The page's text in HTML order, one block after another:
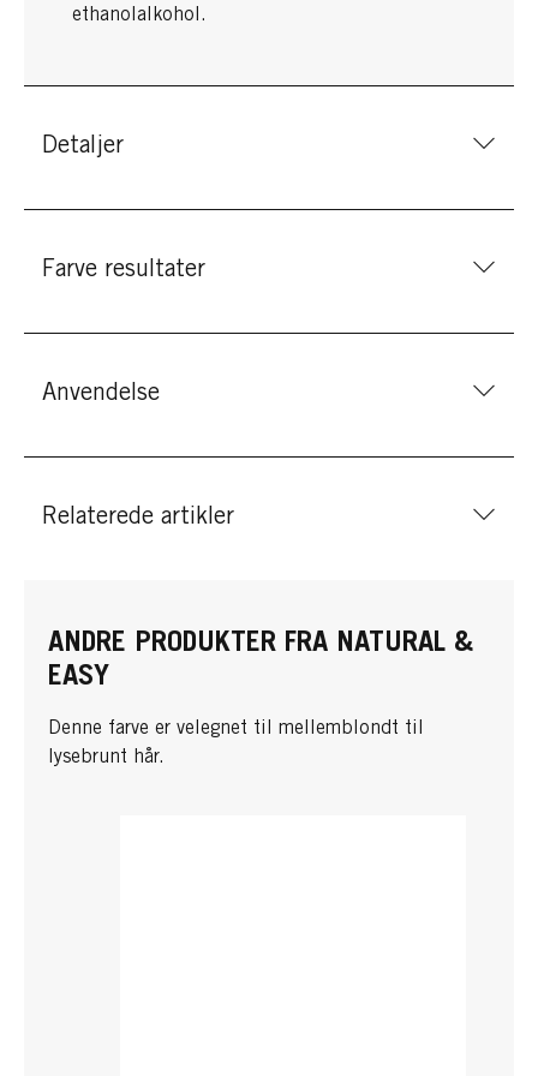
ethanolalkohol.
Detaljer
Farve resultater
Anvendelse
Relaterede artikler
ANDRE PRODUKTER FRA NATURAL &
EASY
Denne farve er velegnet til mellemblondt til
lysebrunt hår.